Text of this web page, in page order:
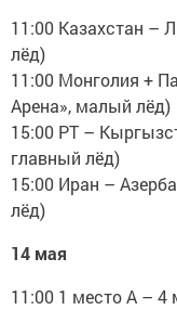
11:00 Казахстан –
лёд)
11:00 Монголия +
Арена», малый лёд)
15:00 РТ –
главный лёд)
15:00 Иран –
лёд)
14 мая
11:00 1 место А – 4